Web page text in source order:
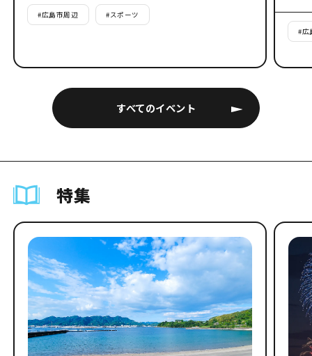
すべてのイベント
#広島市周辺 #スポーツ
#広
特集